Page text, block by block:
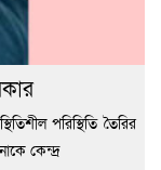
পরিস্থিতি তৈরির
কেন্দ্র